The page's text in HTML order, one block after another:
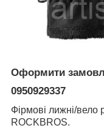
Оформити
0950929337
Фірмові лижні/вело
ROCKBROS.